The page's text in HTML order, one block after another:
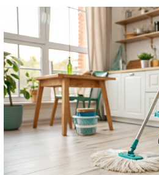
voor deze ruimte niet a...